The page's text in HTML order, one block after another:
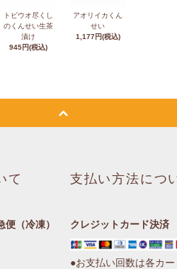
トビウオ尽くし
のくんせい生茶
漬け
945円(税込)
アオリイカくん
せい
1,177円(税込)
て
（冷凍）
支払い方法につ
クレジットカード決済
●お支払い回数は各カー